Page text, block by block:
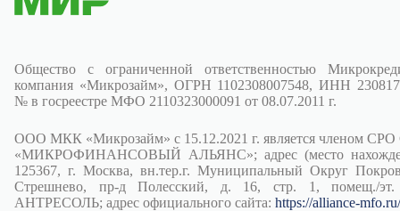
Общество с ограниченной ответственностью
компания «Микрозайм», ОГРН 1102308007548, ИНН
№ в госреестре МФО 2110323000091 от 08.07.2011 г.
ООО МКК «Микрозайм» с 15.12.2021 г. является членом
«МИКРОФИНАНСОВЫЙ АЛЬЯНС»; адрес (место
125367, г. Москва, вн.тер.г. Муниципальный Округ
Стрешнево, пр-д Полесский, д. 16, стр. 1, помещ./
АНТРЕСОЛЬ; адрес официального сайта: https://alliance-mfo.ru/